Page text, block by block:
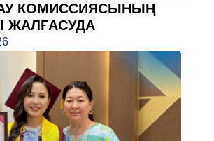
КОМИССИЯСЫНЫҢ